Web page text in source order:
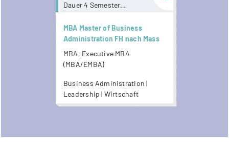
Dauer 4 Semester
oder online
MBA Master of Business
Administration FH nach Mass
MBA, Executive MBA
(MBA/EMBA)
Business Administration |
Leadership | Wirtschaft